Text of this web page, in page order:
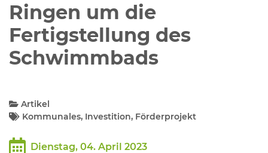
Bürgerservice - Onlinedienste
Neuigkeiten
Kommunalpolitik
Bildung und Soziales
Ringen um die
Fertigstellung des
Schwimmbads
Artikel
Kommunales, Investition, Förderprojekt
Dienstag, 04. April 2023